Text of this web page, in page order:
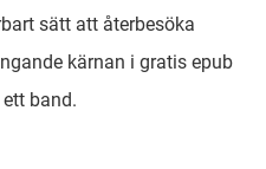
sätt att återbesöka
kärnan i gratis epub
band.